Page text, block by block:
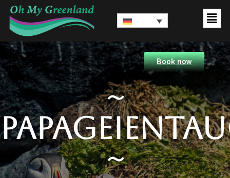
Book now
~
~